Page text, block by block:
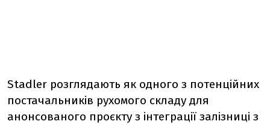
Stadler розглядають як одного з потенційних
постачальників рухомого складу для
анонсованого проєкту з інтеграції залізниці з